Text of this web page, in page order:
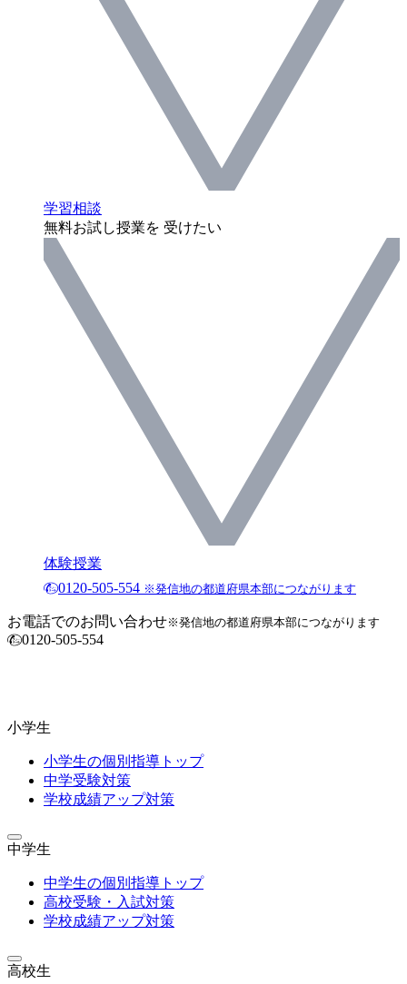
学習相談
無料お試し授業を 受けたい
体験授業
0120-505-554 ※発信地の都道府県本部につながります
お電話でのお問い合わせ※発信地の都道府県本部につながります
0120-505-554
小学生
小学生の個別指導トップ
中学受験対策
学校成績アップ対策
中学生
中学生の個別指導トップ
高校受験・入試対策
学校成績アップ対策
高校生